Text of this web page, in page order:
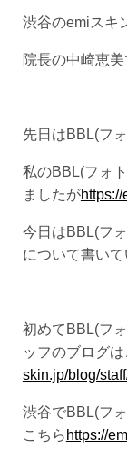
渋谷のemiスキ
院長の中崎恵美
先日はBBL(フ
私のBBL(フォ
ましたが
今日はBBL(フ
について書いて
初めてBBL(フ
ッフのブログは
skin.jp/blog/
渋谷でBBL(フ
こちら https://